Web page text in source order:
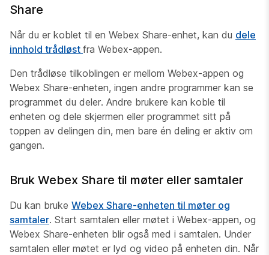
Share
Når du er koblet til en Webex Share-enhet, kan du dele
innhold trådløst fra Webex-appen.
Den trådløse tilkoblingen er mellom Webex-appen og
Webex Share-enheten, ingen andre programmer kan se
programmet du deler. Andre brukere kan koble til
enheten og dele skjermen eller programmet sitt på
toppen av delingen din, men bare én deling er aktiv om
gangen.
Bruk Webex Share til møter eller samtaler
Du kan bruke Webex Share-enheten til møter og
samtaler. Start samtalen eller møtet i Webex-appen, og
Webex Share-enheten blir også med i samtalen. Under
samtalen eller møtet er lyd og video på enheten din. Når